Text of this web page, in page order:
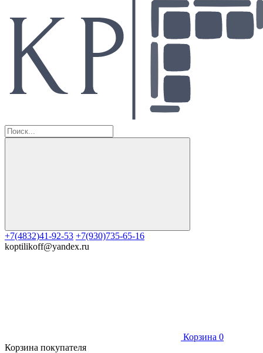
+7(4832)41-92-53 +7(930)735-65-16
koptilikoff@yandex.ru
Корзина 0
Корзина покупателя